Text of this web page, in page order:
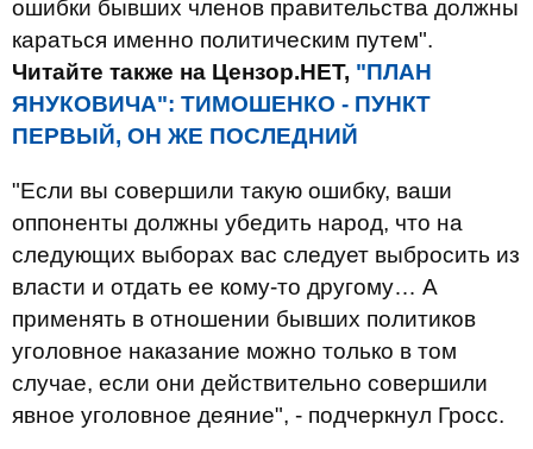
ошибки бывших членов правительства должны
караться именно политическим путем".
Читайте также на Цензор.НЕТ, "ПЛАН
ЯНУКОВИЧА": ТИМОШЕНКО - ПУНКТ
ПЕРВЫЙ, ОН ЖЕ ПОСЛЕДНИЙ
"Если вы совершили такую ошибку, ваши
оппоненты должны убедить народ, что на
следующих выборах вас следует выбросить из
власти и отдать ее кому-то другому… А
применять в отношении бывших политиков
уголовное наказание можно только в том
случае, если они действительно совершили
явное уголовное деяние", - подчеркнул Гросс.